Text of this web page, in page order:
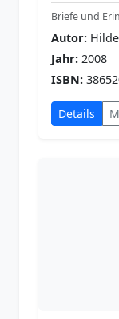
Briefe und
Autor:
Jahr: 2008
ISBN:
Details